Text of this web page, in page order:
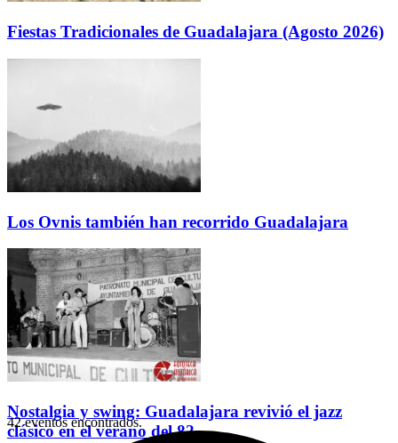
Fiestas Tradicionales de Guadalajara (Agosto 2026)
Los Ovnis también han recorrido Guadalajara
Nostalgia y swing: Guadalajara revivió el jazz
clásico en el verano del 82
42 eventos encontrados.